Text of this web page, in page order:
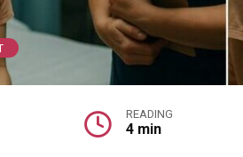
READING
4 min